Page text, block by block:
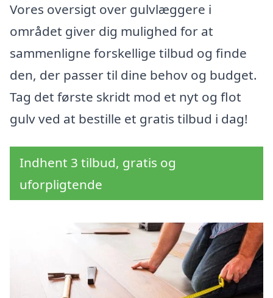
Vores oversigt over gulvlæggere i
området giver dig mulighed for at
sammenligne forskellige tilbud og finde
den, der passer til dine behov og budget.
Tag det første skridt mod et nyt og flot
gulv ved at bestille et gratis tilbud i dag!
Indhent 3 tilbud, gratis og
uforpligtende